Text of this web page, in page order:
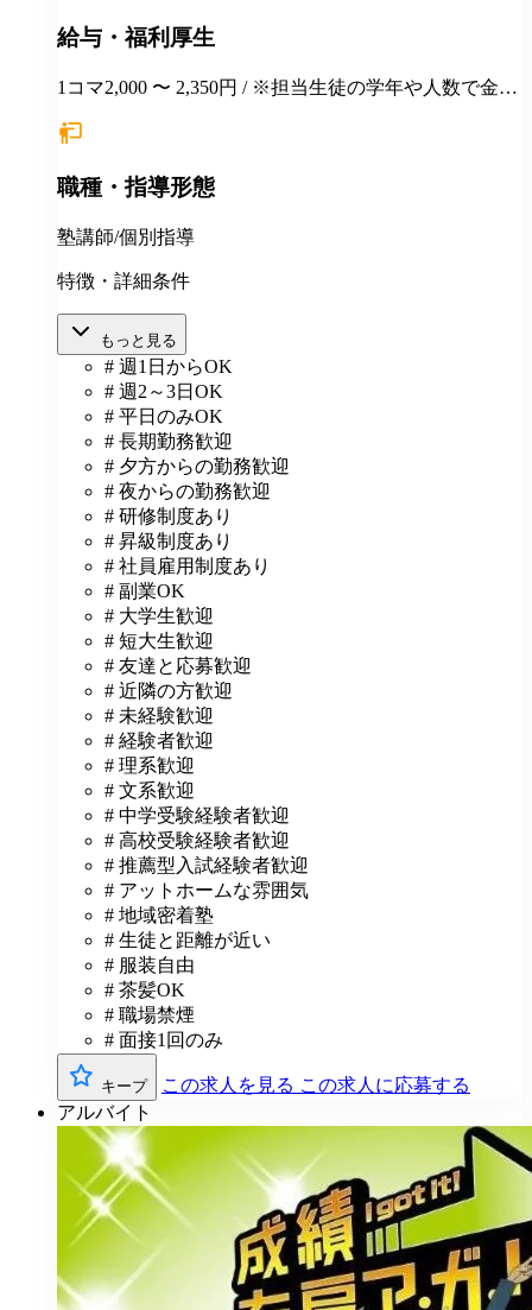
給与・福利厚生
1コマ2,000 〜 2,350円 / ※担当生徒の学年や人数で金額
職種・指導形態
塾講師/個別指導
特徴・詳細条件
もっと見る
# 週1日からOK
# 週2～3日OK
# 平日のみOK
# 長期勤務歓迎
# 夕方からの勤務歓迎
# 夜からの勤務歓迎
# 研修制度あり
# 昇級制度あり
# 社員雇用制度あり
# 副業OK
# 大学生歓迎
# 短大生歓迎
# 友達と応募歓迎
# 近隣の方歓迎
# 未経験歓迎
# 経験者歓迎
# 理系歓迎
# 文系歓迎
# 中学受験経験者歓迎
# 高校受験経験者歓迎
# 推薦型入試経験者歓迎
# アットホームな雰囲気
# 地域密着塾
# 生徒と距離が近い
# 服装自由
# 茶髪OK
# 職場禁煙
# 面接1回のみ
キープ この求人を見る この求人に応募する
アルバイト